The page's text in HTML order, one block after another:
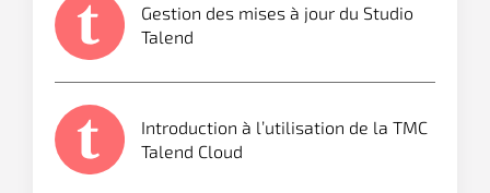
Gestion des mises à jour du Studio
Talend
Introduction à l’utilisation de la TMC
Talend Cloud